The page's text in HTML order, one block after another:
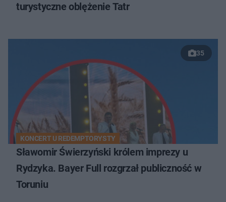
turystyczne oblężenie Tatr
35
KONCERT U REDEMPTORYSTY
Sławomir Świerzyński królem imprezy u
Rydzyka. Bayer Full rozgrzał publiczność w
Toruniu